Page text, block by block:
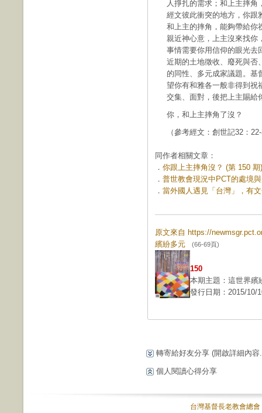
人掙扎的需求；和上主摔
經文彼此衝突的地方，你跟
和上主的摔角，能夠帶給你
親近神心意，上主沒來找你
事情需要你用信仰的眼光去
近期的土地徵收、廢死與否
的同性、多元成家議題。基
望你有和雅各一般非得到祝
交集、面對，後把上主賜給
你，和上主摔角了沒？
（參考經文：創世記32：
同作者相關文章：
． 你跟上主摔角沒？ (第 150 期)
． 普世教會現況中PCT的處境
． 當外國人遇見「台灣」，有
原文來自 https://
繽紛多元 (66-69頁)
150
本期主題：這世界繽
發行日期：2015/10/
轉寄給好友分享 (開啟詳細內容
個人閱讀心得分享
台灣基督長老教會總會